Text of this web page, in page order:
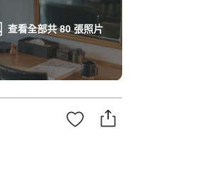
查看全部共80張照片